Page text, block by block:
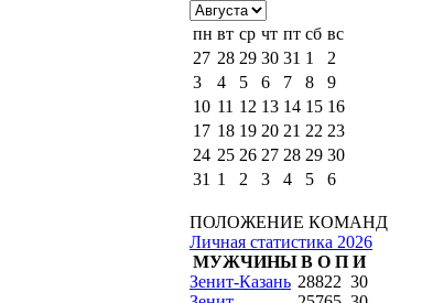
пн вт ср чт пт сб вс
27 28 29 30 31 1
2
3
4 5 6 7 8
9
10 11 12 13 14 15 16
17 18 19 20 21 22 23
24 25 26 27 28 29 30
31 1 2 3 4 5 6
ПОЛОЖЕНИЕ КОМАНД
Личная статистика 2026
МУЖЧИНЫВ О П И
Зенит-Казань 28822 30